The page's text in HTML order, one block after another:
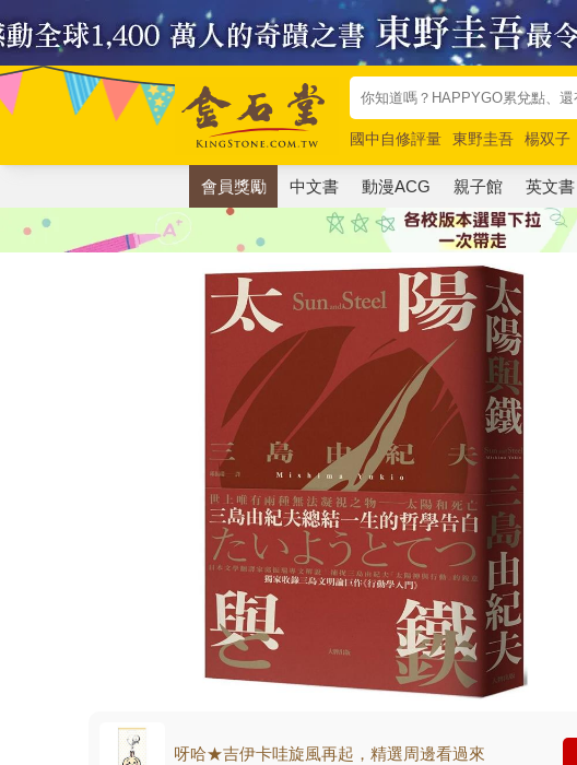
國中自修評量 東野圭吾 楊双子
唯紅花綻放
奧德賽 路邊攤新作
會員獎勵 中文書 動漫ACG 親子館 英文書
呀哈★吉伊卡哇旋風再起，精選周邊看過來